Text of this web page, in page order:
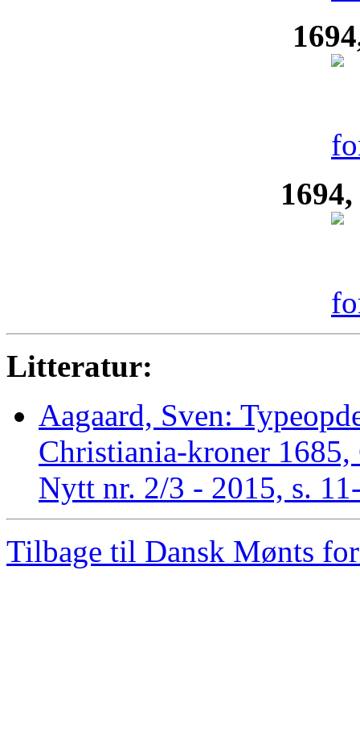
Litteratur:
Aagaard, Sven:
Christiania-kroner
Nytt nr. 2/3 - 2015, s.
Tilbage til Dansk Mønts